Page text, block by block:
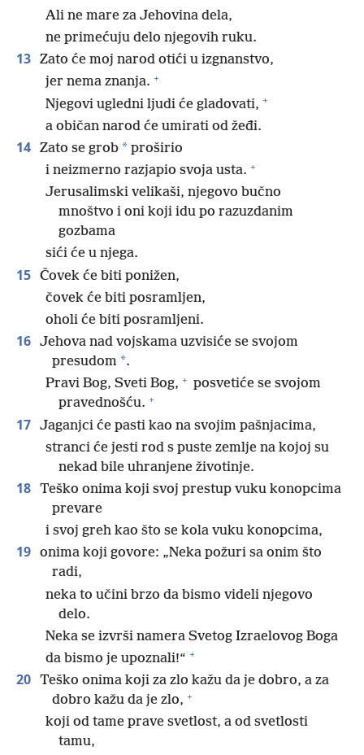
Ali ne mare za Jehovina dela,
ne primećuju delo njegovih ruku.
13 Zato će moj narod otići u izgnanstvo,
jer nema znanja. +
Njegovi ugledni ljudi će gladovati, +
a običan narod će umirati od žeđi.
14 Zato se grob * proširio
i neizmerno razjapio svoja usta. +
Jerusalimski velikaši, njegovo bučno
mnoštvo i oni koji idu po razuzdanim
gozbama
sići će u njega.
15 Čovek će biti ponižen,
čovek će biti posramljen,
oholi će biti posramljeni.
16 Jehova nad vojskama uzvisiće se svojom
presudom *.
Pravi Bog, Sveti Bog, + posvetiće se svojom
pravednošću. +
17 Jaganjci će pasti kao na svojim pašnjacima,
stranci će jesti rod s puste zemlje na kojoj su
nekad bile uhranjene životinje.
18 Teško onima koji svoj prestup vuku konopcima
prevare
i svoj greh kao što se kola vuku konopcima,
19 onima koji govore: „Neka požuri sa onim što
radi,
neka to učini brzo da bismo videli njegovo
delo.
Neka se izvrši namera Svetog Izraelovog Boga
da bismo je upoznali!“ +
20 Teško onima koji za zlo kažu da je dobro, a za
dobro kažu da je zlo, +
koji od tame prave svetlost, a od svetlosti
tamu,